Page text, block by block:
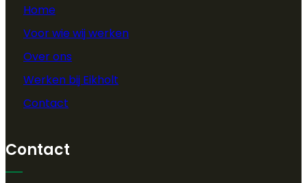
Home
Voor wie wij werken
Over ons
Werken bij Eikholt
Contact
Contact